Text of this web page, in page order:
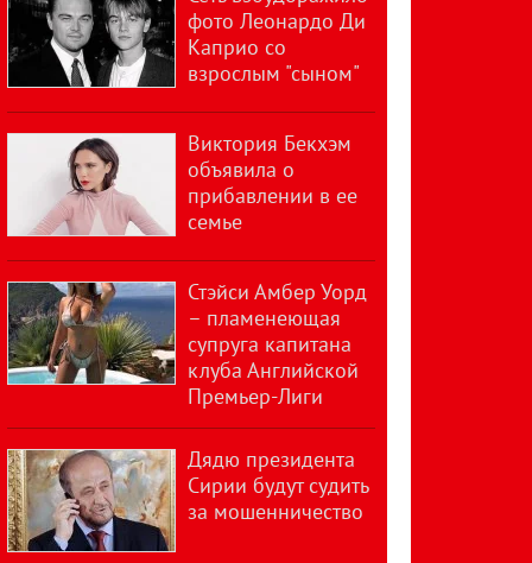
фото Леонардо Ди
Каприо со
взрослым "сыном"
Виктория Бекхэм
объявила о
прибавлении в ее
семье
Стэйси Амбер Уорд
– пламенеющая
супруга капитана
клуба Английской
Премьер-Лиги
Дядю президента
Сирии будут судить
за мошенничество